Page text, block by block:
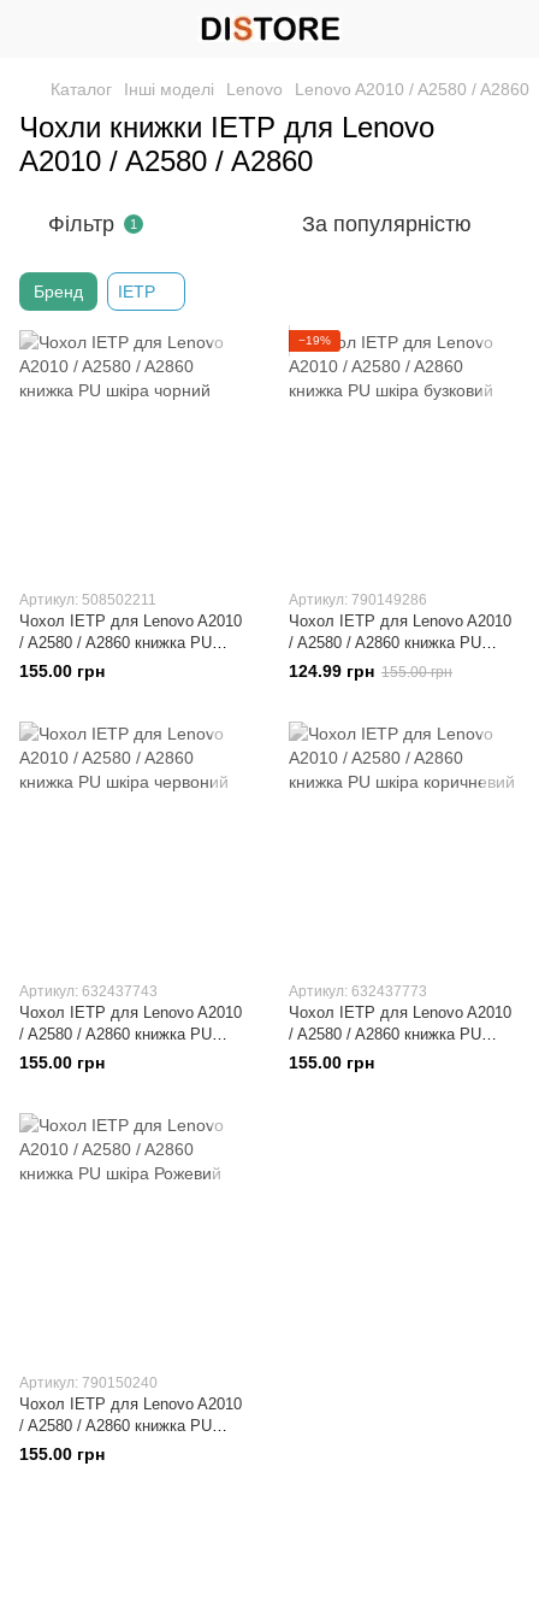
Каталог Інші моделі Lenovo Lenovo A2010 / A2580 / A2860
Чохли книжки IETP для Lenovo
A2010 / A2580 / A2860
Фільтр 1 За популярністю
Бренд IETP
Артикул: 508502211
Чохол IETP для Lenovo A2010
/ A2580 / A2860 книжка PU
шкіра чорний
155.00 грн
−19%
Артикул: 790149286
Чохол IETP для Lenovo A2010
/ A2580 / A2860 книжка PU
шкіра бузковий
124.99 грн 155.00 грн
Артикул: 632437743
Чохол IETP для Lenovo A2010
/ A2580 / A2860 книжка PU
шкіра червоний
155.00 грн
Артикул: 632437773
Чохол IETP для Lenovo A2010
/ A2580 / A2860 книжка PU
шкіра коричневий
155.00 грн
Артикул: 790150240
Чохол IETP для Lenovo A2010
/ A2580 / A2860 книжка PU
шкіра Рожевий
155.00 грн